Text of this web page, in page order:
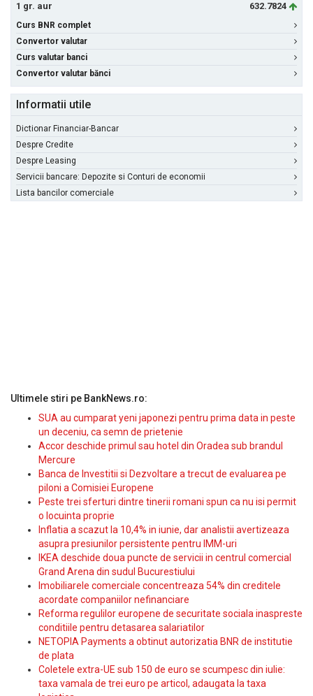
1 gr. aur
632.7824
Curs BNR complet
Convertor valutar
Curs valutar banci
Convertor valutar bănci
Informatii utile
Dictionar Financiar-Bancar
Despre Credite
Despre Leasing
Servicii bancare: Depozite si Conturi de economii
Lista bancilor comerciale
Ultimele stiri pe BankNews.ro:
SUA au cumparat yeni japonezi pentru prima data in peste
un deceniu, ca semn de prietenie
Accor deschide primul sau hotel din Oradea sub brandul
Mercure
Banca de Investitii si Dezvoltare a trecut de evaluarea pe
piloni a Comisiei Europene
Peste trei sferturi dintre tinerii romani spun ca nu isi permit
o locuinta proprie
Inflatia a scazut la 10,4% in iunie, dar analistii avertizeaza
asupra presiunilor persistente pentru IMM-uri
IKEA deschide doua puncte de servicii in centrul comercial
Grand Arena din sudul Bucurestiului
Imobiliarele comerciale concentreaza 54% din creditele
acordate companiilor nefinanciare
Reforma regulilor europene de securitate sociala inaspreste
conditiile pentru detasarea salariatilor
NETOPIA Payments a obtinut autorizatia BNR de institutie
de plata
Coletele extra-UE sub 150 de euro se scumpesc din iulie:
taxa vamala de trei euro pe articol, adaugata la taxa